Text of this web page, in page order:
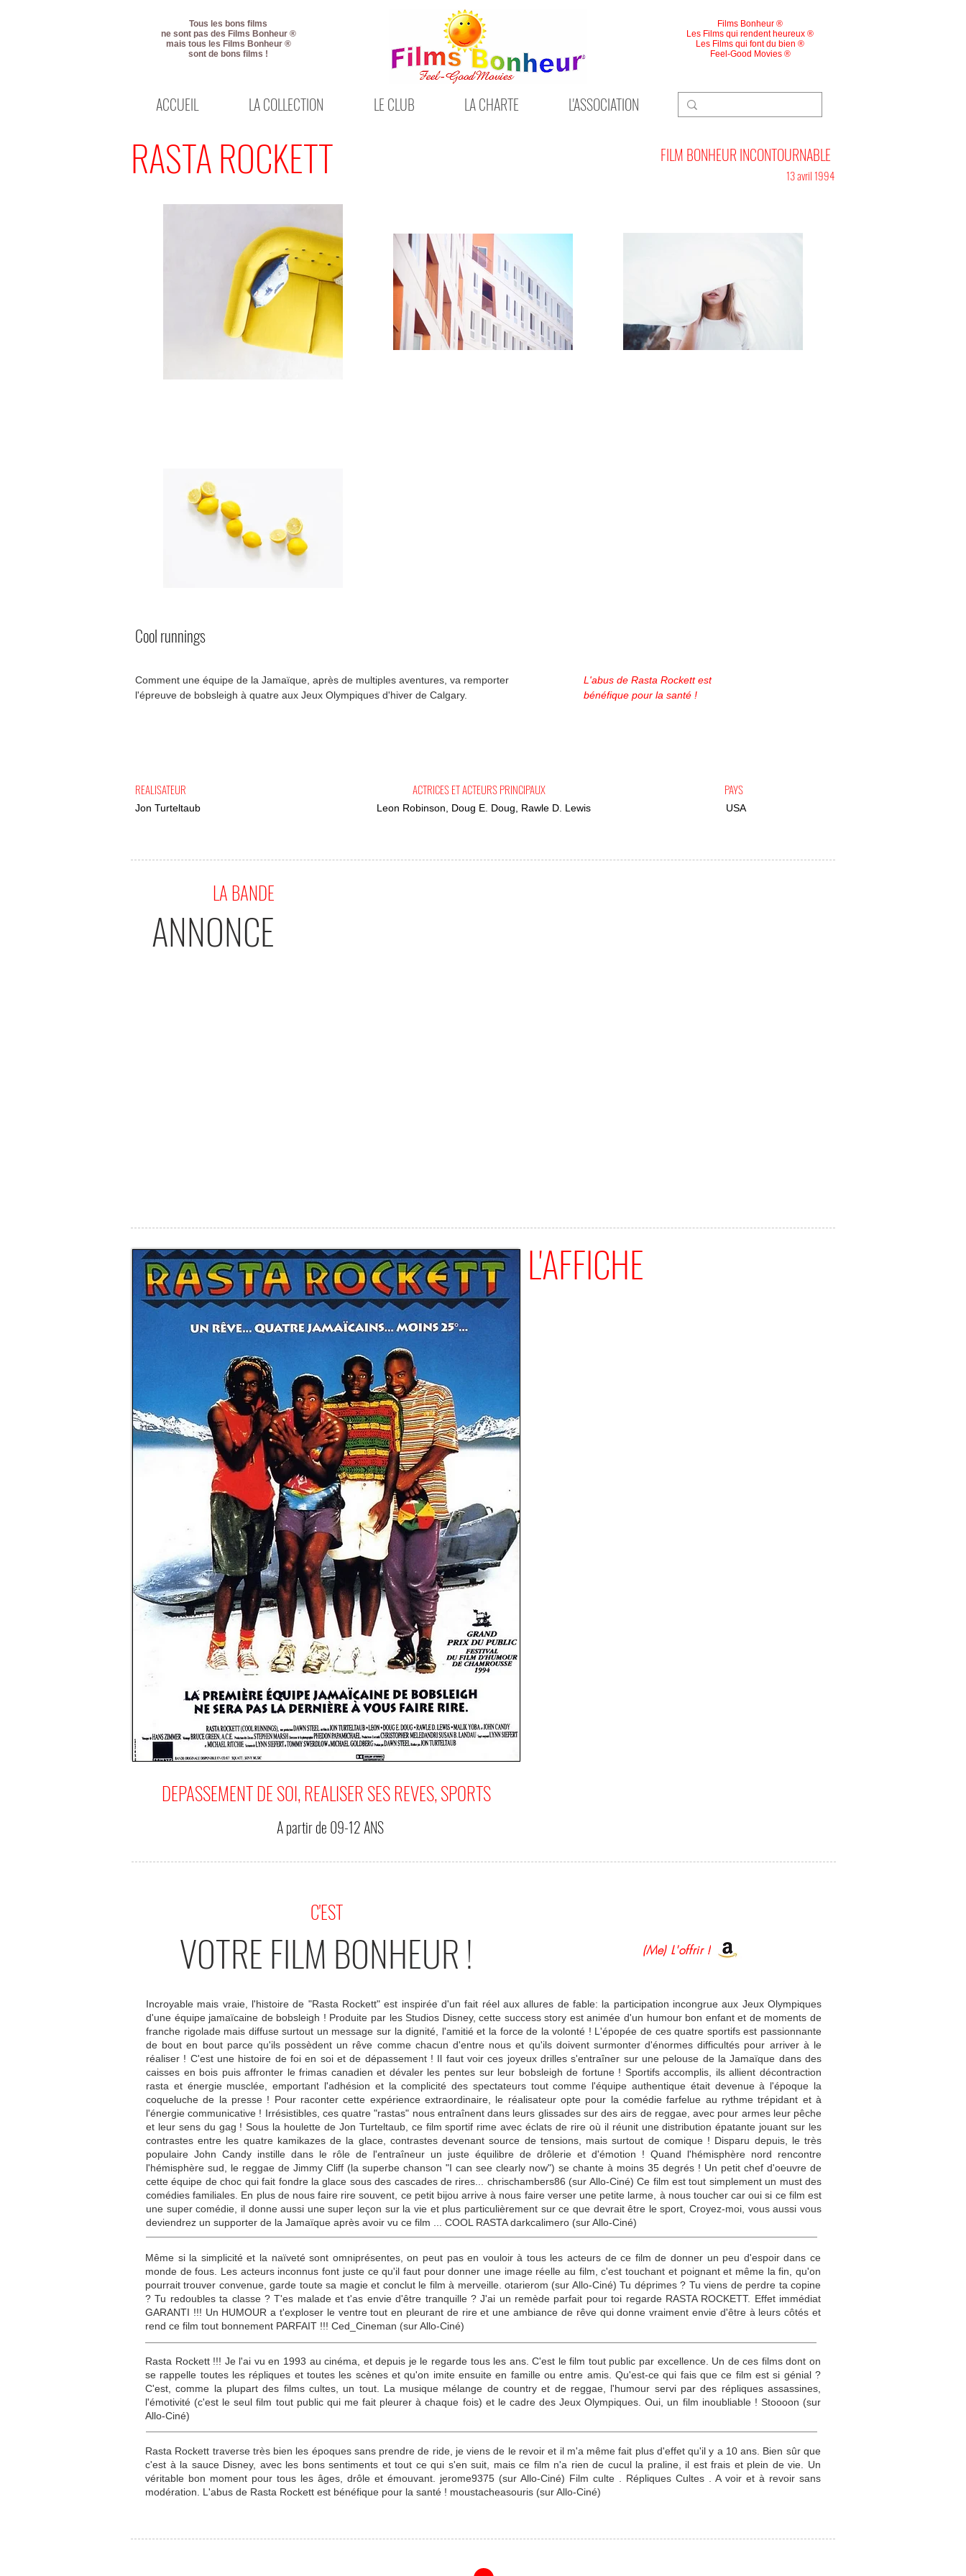
Tous les bons films
ne sont pas des Films Bonheur ®
mais tous les Films Bonheur ®
sont de bons films !
ACCUEIL LA COLLECTION LE CLUB LA CHARTE L'ASSOCIATION
Films Bonheur ®
Les Films qui rendent heureux ®
Les Films qui font du bien ®
Feel-Good Movies ®
RASTA ROCKETT
Cool runnings
Comment une équipe de la Jamaïque, après de multiples aventures, va remporter
l'épreuve de bobsleigh à quatre aux Jeux Olympiques d'hiver de Calgary.
L'abus de Rasta Rockett est
bénéfique pour la santé !
REALISATEUR
Jon Turteltaub
ACTRICES ET ACTEURS PRINCIPAUX
Leon Robinson, Doug E. Doug, Rawle D. Lewis
PAYS
USA
FILM BONHEUR INCONTOURNABLE
13 avril 1994
ANNONCE
LA BANDE
DEPASSEMENT DE SOI, REALISER SES REVES, SPORTS
A partir de 09-12 ANS
L'AFFICHE
C'EST
VOTRE FILM BONHEUR ! (Me) L'offrir !
Incroyable mais vraie, l'histoire de "Rasta Rockett" est inspirée d'un fait réel aux allures de fable: la participation incongrue aux Jeux Olympiques
d'une équipe jamaïcaine de bobsleigh ! Produite par les Studios Disney, cette success story est animée d'un humour bon enfant et de moments de
franche rigolade mais diffuse surtout un message sur la dignité, l'amitié et la force de la volonté ! L'épopée de ces quatre sportifs est passionnante
de bout en bout parce qu'ils possèdent un rêve comme chacun d'entre nous et qu'ils doivent surmonter d'énormes difficultés pour arriver à le
réaliser ! C'est une histoire de foi en soi et de dépassement ! Il faut voir ces joyeux drilles s'entraîner sur une pelouse de la Jamaïque dans des
caisses en bois puis affronter le frimas canadien et dévaler les pentes sur leur bobsleigh de fortune ! Sportifs accomplis, ils allient décontraction
rasta et énergie musclée, emportant l'adhésion et la complicité des spectateurs tout comme l'équipe authentique était devenue à l'époque la
coqueluche de la presse ! Pour raconter cette expérience extraordinaire, le réalisateur opte pour la comédie farfelue au rythme trépidant et à
l'énergie communicative ! Irrésistibles, ces quatre "rastas" nous entraînent dans leurs glissades sur des airs de reggae, avec pour armes leur pêche
et leur sens du gag ! Sous la houlette de Jon Turteltaub, ce film sportif rime avec éclats de rire où il réunit une distribution épatante jouant sur les
contrastes entre les quatre kamikazes de la glace, contrastes devenant source de tensions, mais surtout de comique ! Disparu depuis, le très
populaire John Candy instille dans le rôle de l'entraîneur un juste équilibre de drôlerie et d'émotion ! Quand l'hémisphère nord rencontre
l'hémisphère sud, le reggae de Jimmy Cliff (la superbe chanson "I can see clearly now") se chante à moins 35 degrés ! Un petit chef d'oeuvre de
cette équipe de choc qui fait fondre la glace sous des cascades de rires... chrischambers86 (sur Allo-Ciné) Ce film est tout simplement un must des
comédies familiales. En plus de nous faire rire souvent, ce petit bijou arrive à nous faire verser une petite larme, à nous toucher car oui si ce film est
une super comédie, il donne aussi une super leçon sur la vie et plus particulièrement sur ce que devrait être le sport, Croyez-moi, vous aussi vous
deviendrez un supporter de la Jamaïque après avoir vu ce film ... COOL RASTA darkcalimero (sur Allo-Ciné)
Même si la simplicité et la naïveté sont omniprésentes, on peut pas en vouloir à tous les acteurs de ce film de donner un peu d'espoir dans ce
monde de fous. Les acteurs inconnus font juste ce qu'il faut pour donner une image réelle au film, c'est touchant et poignant et même la fin, qu'on
pourrait trouver convenue, garde toute sa magie et conclut le film à merveille. otarierom (sur Allo-Ciné) Tu déprimes ? Tu viens de perdre ta copine
? Tu redoubles ta classe ? T'es malade et t'as envie d'être tranquille ? J'ai un remède parfait pour toi regarde RASTA ROCKETT. Effet immédiat
GARANTI !!! Un HUMOUR a t'exploser le ventre tout en pleurant de rire et une ambiance de rêve qui donne vraiment envie d'être à leurs côtés et
rend ce film tout bonnement PARFAIT !!! Ced_Cineman (sur Allo-Ciné)
Rasta Rockett !!! Je l'ai vu en 1993 au cinéma, et depuis je le regarde tous les ans. C'est le film tout public par excellence. Un de ces films dont on
se rappelle toutes les répliques et toutes les scènes et qu'on imite ensuite en famille ou entre amis. Qu'est-ce qui fais que ce film est si génial ?
C'est, comme la plupart des films cultes, un tout. La musique mélange de country et de reggae, l'humour servi par des répliques assassines,
l'émotivité (c'est le seul film tout public qui me fait pleurer à chaque fois) et le cadre des Jeux Olympiques. Oui, un film inoubliable ! Stoooon (sur
Allo-Ciné)
Rasta Rockett traverse très bien les époques sans prendre de ride, je viens de le revoir et il m'a même fait plus d'effet qu'il y a 10 ans. Bien sûr que
c'est à la sauce Disney, avec les bons sentiments et tout ce qui s'en suit, mais ce film n'a rien de cucul la praline, il est frais et plein de vie. Un
véritable bon moment pour tous les âges, drôle et émouvant. jerome9375 (sur Allo-Ciné) Film culte . Répliques Cultes . A voir et à revoir sans
modération. L'abus de Rasta Rockett est bénéfique pour la santé ! moustacheasouris (sur Allo-Ciné)